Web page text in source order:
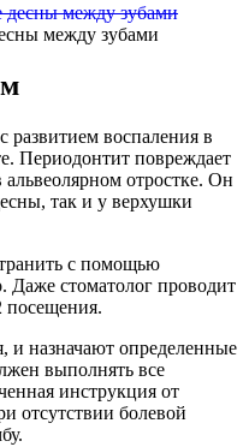
между зубами
развитием воспаления в
Периодонтит повреждает
отростке. Он
так и у верхушки
с помощью
Даже стоматолог проводит
посещения.
и назначают определенные
выполнять все
инструкция от
отсутствии болевой